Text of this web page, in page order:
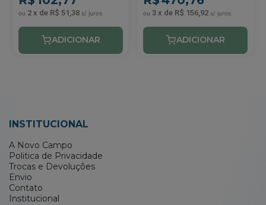
2 x de R$ 51,38 3 x de R$ 156,92
INSTITUCIONAL
A Novo Campo
Politica de Privacidade
Trocas e Devoluções
Envio
Contato
Institucional